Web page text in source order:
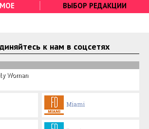
ВЫБОР РЕДАКЦИИ
к нам в соцсетях
Woman
Miami